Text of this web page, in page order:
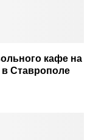
кафе на
Ставрополе